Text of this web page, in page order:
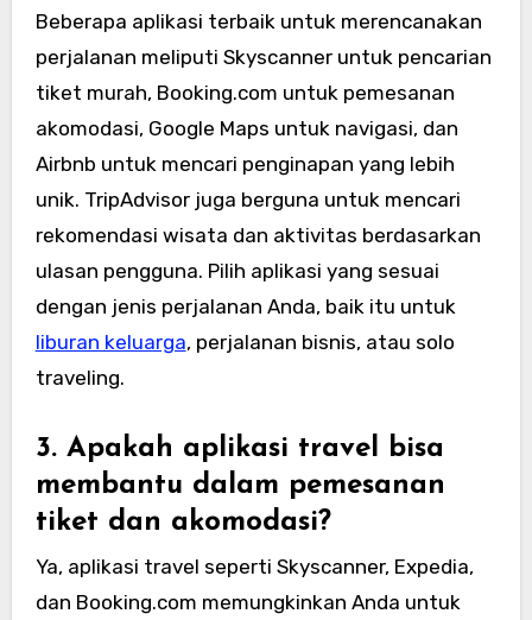
Beberapa aplikasi terbaik untuk merencanakan
perjalanan meliputi Skyscanner untuk pencarian
tiket murah, Booking.com untuk pemesanan
akomodasi, Google Maps untuk navigasi, dan
Airbnb untuk mencari penginapan yang lebih
unik. TripAdvisor juga berguna untuk mencari
rekomendasi wisata dan aktivitas berdasarkan
ulasan pengguna. Pilih aplikasi yang sesuai
dengan jenis perjalanan Anda, baik itu untuk
liburan keluarga, perjalanan bisnis, atau solo
traveling.
3. Apakah aplikasi travel bisa
membantu dalam pemesanan
tiket dan akomodasi?
Ya, aplikasi travel seperti Skyscanner, Expedia,
dan Booking.com memungkinkan Anda untuk